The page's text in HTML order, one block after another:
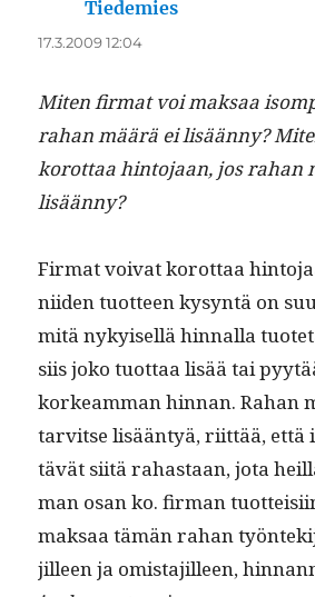
Tiedemies
17.3.2009 12:04
Miten fir­mat voi mak­saa
rahan määrä ei lisään­ny?
korot­taa hin­to­jaan, jos rahan
lisäänny?
Fir­mat voivat korot­taa
niiden tuot­teen kysyn­tä on
mitä nykyisel­lä hin­nal­la
siis joko tuot­taa lisää tai
korkeam­man hin­nan. Rahan
tarvitse lisään­tyä, riit­tää,
tävät siitä rahas­taan, jota
man osan ko. fir­man
mak­saa tämän rahan
jilleen ja omis­ta­jilleen,